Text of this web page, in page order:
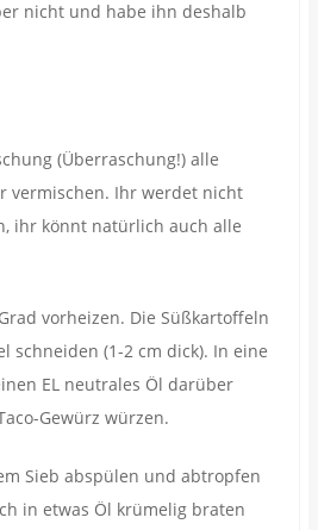
nicht und habe ihn deshalb
(Überraschung!) alle
vermischen. Ihr werdet nicht
ihr könnt natürlich auch alle
vorheizen. Die Süßkartoffeln
schneiden (1-2 cm dick). In eine
EL neutrales Öl darüber
Gewürz würzen.
Sieb abspülen und abtropfen
in etwas Öl krümelig braten